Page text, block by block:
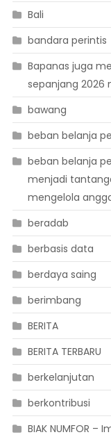
Bali
bandara perintis
Bapanas juga
sepanjang 2026
bawang
beban belanja
beban belanja
menjadi
mengelola
beradab
berbasis data
berdaya saing
berimbang
BERITA
BERITA TERBARU
berkelanjutan
berkontribusi
BIAK NUMFOR